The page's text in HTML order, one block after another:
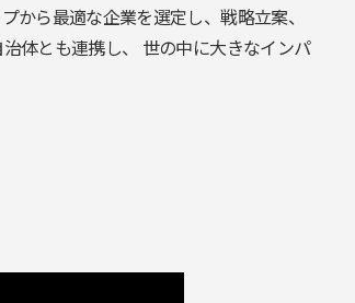
から最適な企業を選定し、戦略立案、
体とも連携し、 世の中に大きなインパ